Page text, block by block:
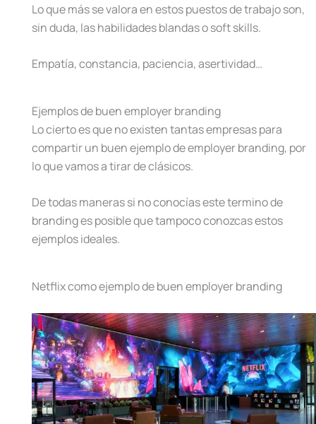
Lo que más se valora en estos puestos de trabajo son,
sin duda, las habilidades blandas o soft skills.
Empatía, constancia, paciencia, asertividad…
Ejemplos de buen employer branding
Lo cierto es que no existen tantas empresas para
compartir un buen ejemplo de employer branding, por
lo que vamos a tirar de clásicos.
De todas maneras si no conocías este termino de
branding es posible que tampoco conozcas estos
ejemplos ideales.
Netflix como ejemplo de buen employer branding